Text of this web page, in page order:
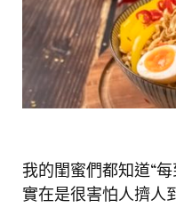
我的閨蜜們都知道“
實在是很害怕人擠人